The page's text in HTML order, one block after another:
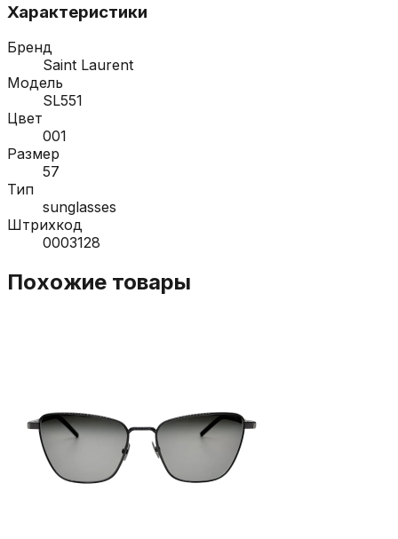
Характеристики
Бренд
Saint Laurent
Модель
SL551
Цвет
001
Размер
57
Тип
sunglasses
Штрихкод
0003128
Похожие товары